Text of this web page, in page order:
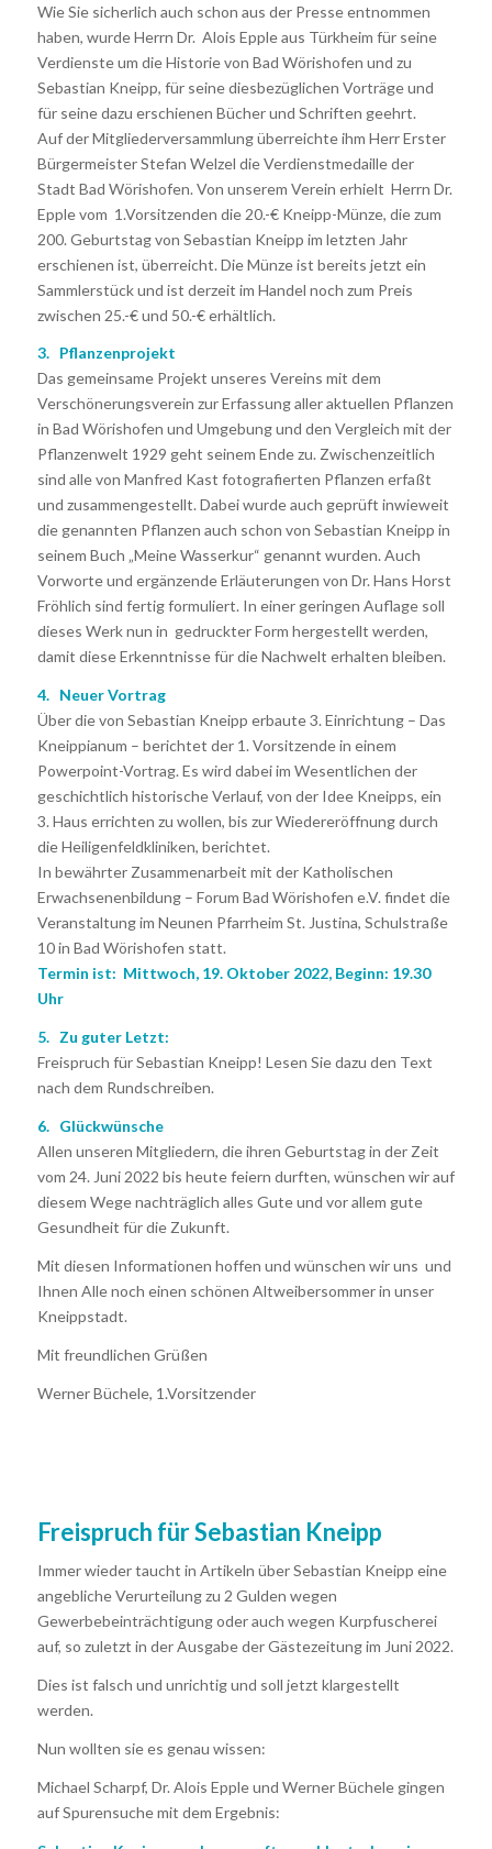
Wie Sie sicherlich auch schon aus der Presse entnommen
haben, wurde Herrn Dr. Alois Epple aus Türkheim für seine
Verdienste um die Historie von Bad Wörishofen und zu
Sebastian Kneipp, für seine diesbezüglichen Vorträge und
für seine dazu erschienen Bücher und Schriften geehrt.
Auf der Mitgliederversammlung überreichte ihm Herr Erster
Bürgermeister Stefan Welzel die Verdienstmedaille der
Stadt Bad Wörishofen. Von unserem Verein erhielt Herrn Dr.
Epple vom 1.Vorsitzenden die 20.-€ Kneipp-Münze, die zum
200. Geburtstag von Sebastian Kneipp im letzten Jahr
erschienen ist, überreicht. Die Münze ist bereits jetzt ein
Sammlerstück und ist derzeit im Handel noch zum Preis
zwischen 25.-€ und 50.-€ erhältlich.
3. Pflanzenprojekt
Das gemeinsame Projekt unseres Vereins mit dem
Verschönerungsverein zur Erfassung aller aktuellen Pflanzen
in Bad Wörishofen und Umgebung und den Vergleich mit der
Pflanzenwelt 1929 geht seinem Ende zu. Zwischenzeitlich
sind alle von Manfred Kast fotografierten Pflanzen erfaßt
und zusammengestellt. Dabei wurde auch geprüft inwieweit
die genannten Pflanzen auch schon von Sebastian Kneipp in
seinem Buch „Meine Wasserkur“ genannt wurden. Auch
Vorworte und ergänzende Erläuterungen von Dr. Hans Horst
Fröhlich sind fertig formuliert. In einer geringen Auflage soll
dieses Werk nun in gedruckter Form hergestellt werden,
damit diese Erkenntnisse für die Nachwelt erhalten bleiben.
4. Neuer Vortrag
Über die von Sebastian Kneipp erbaute 3. Einrichtung – Das
Kneippianum – berichtet der 1. Vorsitzende in einem
Powerpoint-Vortrag. Es wird dabei im Wesentlichen der
geschichtlich historische Verlauf, von der Idee Kneipps, ein
3. Haus errichten zu wollen, bis zur Wiedereröffnung durch
die Heiligenfeldkliniken, berichtet.
In bewährter Zusammenarbeit mit der Katholischen
Erwachsenenbildung – Forum Bad Wörishofen e.V. findet die
Veranstaltung im Neunen Pfarrheim St. Justina, Schulstraße
10 in Bad Wörishofen statt.
Termin ist: Mittwoch, 19. Oktober 2022, Beginn: 19.30
Uhr
5. Zu guter Letzt:
Freispruch für Sebastian Kneipp! Lesen Sie dazu den Text
nach dem Rundschreiben.
6. Glückwünsche
Allen unseren Mitgliedern, die ihren Geburtstag in der Zeit
vom 24. Juni 2022 bis heute feiern durften, wünschen wir auf
diesem Wege nachträglich alles Gute und vor allem gute
Gesundheit für die Zukunft.
Mit diesen Informationen hoffen und wünschen wir uns und
Ihnen Alle noch einen schönen Altweibersommer in unser
Kneippstadt.
Mit freundlichen Grüßen
Werner Büchele, 1.Vorsitzender
Freispruch für Sebastian Kneipp
Immer wieder taucht in Artikeln über Sebastian Kneipp eine
angebliche Verurteilung zu 2 Gulden wegen
Gewerbebeinträchtigung oder auch wegen Kurpfuscherei
auf, so zuletzt in der Ausgabe der Gästezeitung im Juni 2022.
Dies ist falsch und unrichtig und soll jetzt klargestellt
werden.
Nun wollten sie es genau wissen:
Michael Scharpf, Dr. Alois Epple und Werner Büchele gingen
auf Spurensuche mit dem Ergebnis: